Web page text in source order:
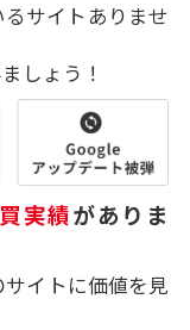
サイトありませ
しょう！
実績がありま
イトに価値を見